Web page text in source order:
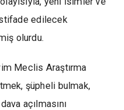
edilecek
olurdu.
Meclis Araştırma
şüpheli bulmak,
açılmasını